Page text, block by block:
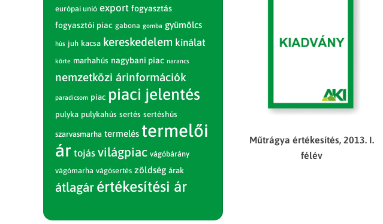
Műtrágya értékesítés, 2013. I.
félév
európai unió export fogyasztás
fogyasztói piac gabona gomba gyümölcs
hús juh kacsa kereskedelem kínálat
körte marhahús nagybani piac narancs
nemzetközi árinformációk
paradicsom piac piaci jelentés
pulyka pulykahús sertés sertéshús
szarvasmarha termelés termelői
ár tojás világpiac vágóbárány
vágómarha vágósertés zöldség árak
átlagár értékesítési ár